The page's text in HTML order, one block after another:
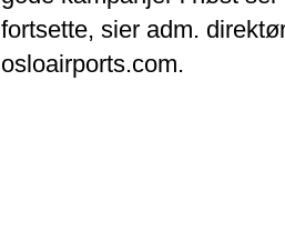
fortsette, sier adm.
osloairports.com.